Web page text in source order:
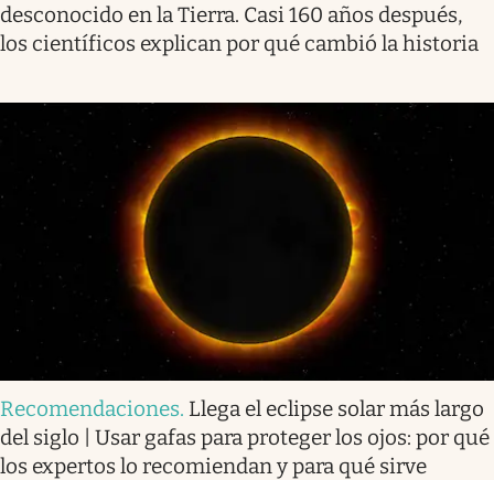
desconocido en la Tierra. Casi 160 años después,
los científicos explican por qué cambió la historia
Recomendaciones. Llega el eclipse solar más largo
del siglo | Usar gafas para proteger los ojos: por qué
los expertos lo recomiendan y para qué sirve